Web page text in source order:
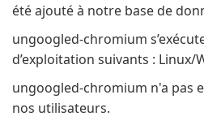
été ajouté à notre base de
ungoogled-chromium
d’exploitation suivants : Linux/
ungoogled-chromium n'a pas
nos utilisateurs.